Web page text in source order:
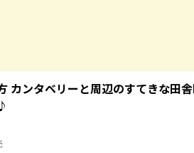
カンタベリーと周辺のすてきな田